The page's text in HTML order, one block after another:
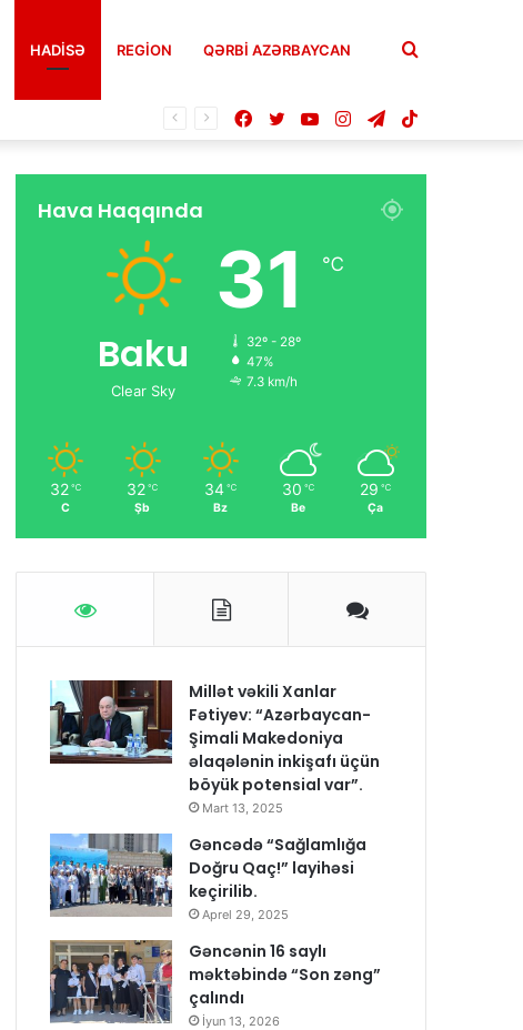
HADISƏ REGION QƏRBİ AZƏRBAYCAN Axtar
Telegram
Instagram
YouTube
Twitter
Facebook
Hava Haqqında
Baku
Clear Sky
31 ℃
32º - 28º
47%
7.3 km/h
32 ℃
C
32 ℃
Şb
34 ℃
Bz
30 ℃
Be
29 ℃
Ça
Millət vəkili Xanlar
Fətiyev: “Azərbaycan-
Şimali Makedoniya
əlaqələnin inkişafı üçün
böyük potensial var”.
Mart 13, 2025
Gəncədə “Sağlamlığa
Doğru Qaç!” layihəsi
keçirilib.
Aprel 29, 2025
Gəncənin 16 saylı
məktəbində “Son zəng”
çalındı
İyun 13, 2026